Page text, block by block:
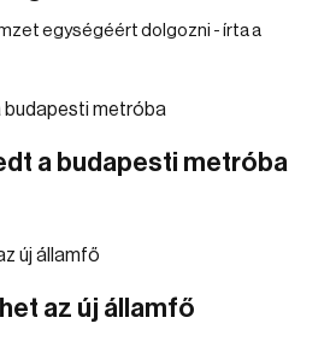
egységéért dolgozni - írta a
a budapesti metróba
az új államfő